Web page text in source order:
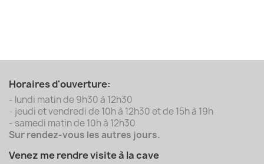
Horaires d'ouverture:
- lundi matin de 9h30 à 12h30
- jeudi et vendredi de 10h à 12h30 et de 15h à 19h
- samedi matin de 10h à 12h30
Sur rendez-vous les autres jours.
Venez me rendre visite à la cave